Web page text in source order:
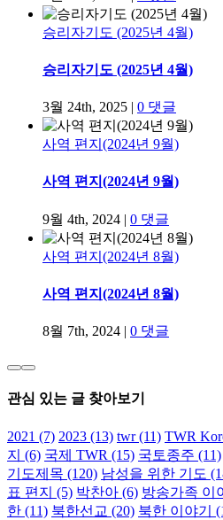
승리자기도 (2025년 4월)
승리자기도 (2025년 4월)
3월 24th, 2025 | 0 댓글
사역 편지(2024년 9월)
사역 편지(2024년 9월)
9월 4th, 2024 | 0 댓글
사역 편지(2024년 8월)
사역 편지(2024년 8월)
8월 7th, 2024 | 0 댓글
관심 있는 글 찾아보기
2021 (7) 2023 (13) twr(11) TWR
지 (6) 국제 TWR (15) 국토종주 (11)
기도제목 (120) 남성을 위한 기도
표 편지 (5) 박찬아 (6) 방송가족 이
한 (11) 북한선교 (20) 북한 이야기